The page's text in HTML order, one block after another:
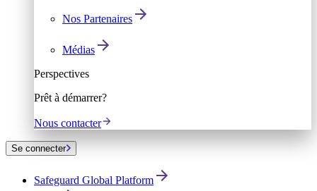
Nos Partenaires
Médias
Perspectives
Prêt à démarrer?
Nous contacter
Se connecter
Safeguard Global Platform